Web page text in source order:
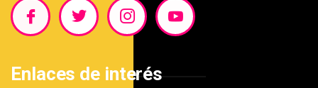
Enlaces de interés